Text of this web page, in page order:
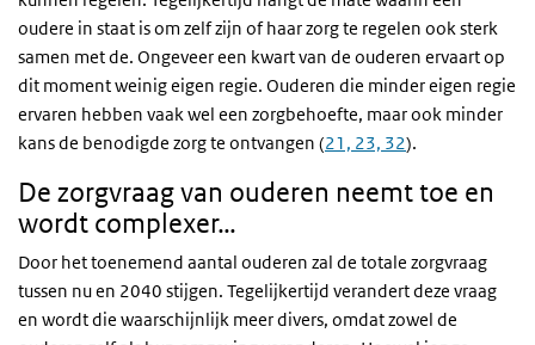
van ouderen verminderen en daarmee dus hun
zorgvraag vergroten. Zo wordt het organiseren van
mantelzorg moeilijker, doordat het
mantelzorgpotentieel afneemt. Hierdoor zullen
ouderen zullen waarschijnlijk vaker een beroep
Trendscenario, onderdeel Drijvende krachten) (9, 16,
20, 24-31).
oudere in staat is om zelf zijn of haar zorg te regelen ook sterk
samen met de. Ongeveer een kwart van de ouderen ervaart op
dit moment weinig eigen regie. Ouderen die minder eigen regie
ervaren hebben vaak wel een zorgbehoefte, maar ook minder
kans de benodigde zorg te ontvangen (21, 23, 32).
De zorgvraag van ouderen neemt toe en
wordt complexer…
Door het toenemend aantal ouderen zal de totale zorgvraag
tussen nu en 2040 stijgen. Tegelijkertijd verandert deze vraag
en wordt die waarschijnlijk meer divers, omdat zowel de